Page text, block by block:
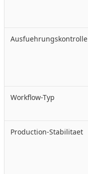
Ausfuehrungskontrolle
Workflow-Typ
Production-Stabilitaet